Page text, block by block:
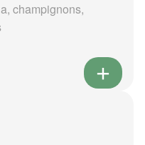
champignons,